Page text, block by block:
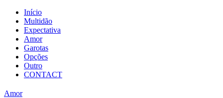
Início
Multidão
Expectativa
Amor
Garotas
Opções
Outro
CONTACT
Amor